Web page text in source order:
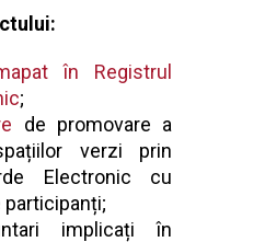
în Registrul
;
de promovare a
verzi prin
Electronic cu
implicați în